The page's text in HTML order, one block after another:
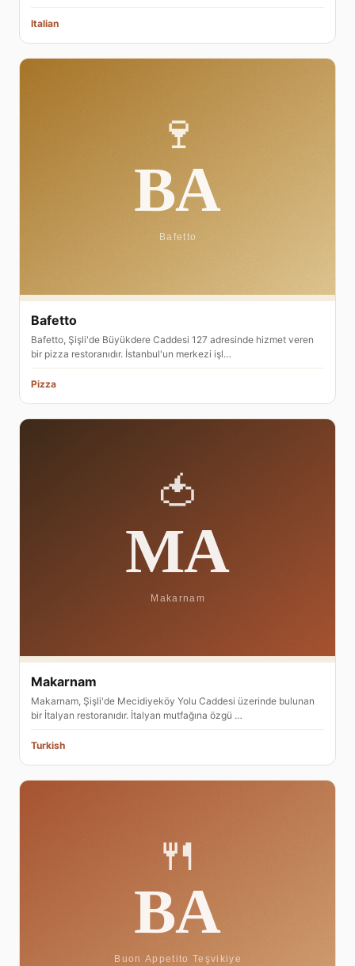
Italian
Bafetto
Bafetto, Şişli'de Büyükdere Caddesi 127 adresinde hizmet veren
bir pizza restoranıdır. İstanbul'un merkezi işl…
Pizza
Makarnam
Makarnam, Şişli'de Mecidiyeköy Yolu Caddesi üzerinde bulunan
bir İtalyan restoranıdır. İtalyan mutfağına özgü …
Turkish